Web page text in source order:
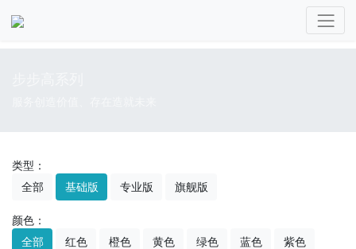
类型：
全部
基础版 专业版 旗舰版
颜色：
全部
红色 橙色 黄色 绿色 蓝色 紫色